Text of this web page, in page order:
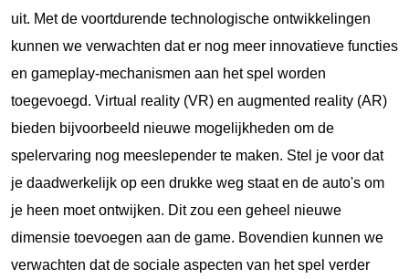
uit. Met de voortdurende technologische ontwikkelingen
kunnen we verwachten dat er nog meer innovatieve functies
en gameplay-mechanismen aan het spel worden
toegevoegd. Virtual reality (VR) en augmented reality (AR)
bieden bijvoorbeeld nieuwe mogelijkheden om de
spelervaring nog meeslepender te maken. Stel je voor dat
je daadwerkelijk op een drukke weg staat en de auto's om
je heen moet ontwijken. Dit zou een geheel nieuwe
dimensie toevoegen aan de game. Bovendien kunnen we
verwachten dat de sociale aspecten van het spel verder